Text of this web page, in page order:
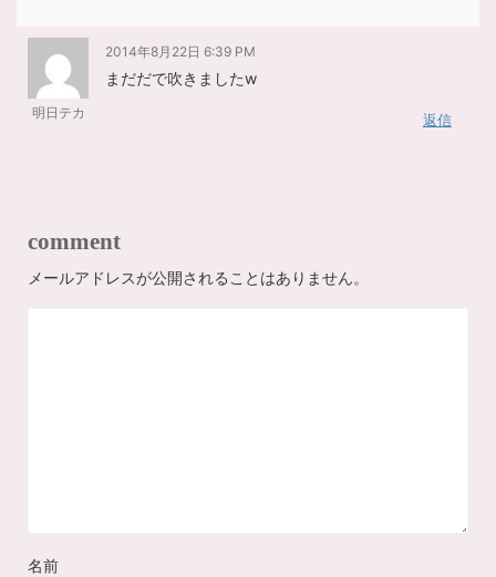
明日テカ
2014年8月22日 6:39 PM
まだだで吹きましたw
返信
comment
メールアドレスが公開されることはありません。
名前